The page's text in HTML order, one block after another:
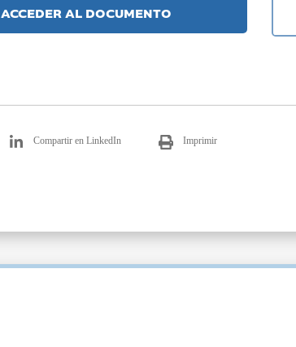
ACCEDER AL DOCUMENTO
Compartir en LinkedIn Imprimir